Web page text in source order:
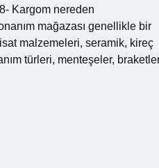
Kargom nereden
mağazası genellikle bir
malzemeleri, seramik, kireç
türleri, menteşeler,